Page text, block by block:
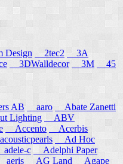
Design 2tec2
3A
3DWalldecor 3M
45
AB aaro
Abate Zanetti
Lighting
ABV
Accento
Acerbis
Ad Hoc
adele-c
Adelphi Paper
aeris AG Land Agape